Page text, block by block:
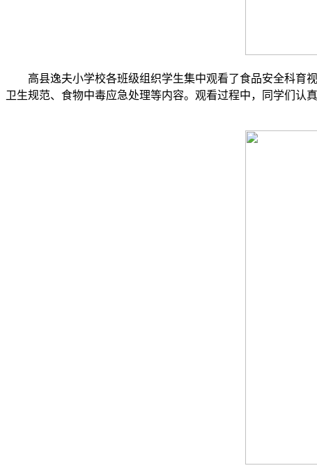
高县逸夫小学校各班级组织学生集中观看了食品安全科育视
卫生规范、食物中毒应急处理等内容。观看过程中，同学们认